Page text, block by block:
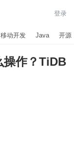
登录
移动开发 Java 开源
操作？TiDB